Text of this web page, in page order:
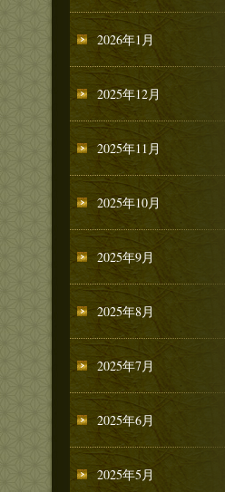
2026年1月
2025年12月
2025年11月
2025年10月
2025年9月
2025年8月
2025年7月
2025年6月
2025年5月